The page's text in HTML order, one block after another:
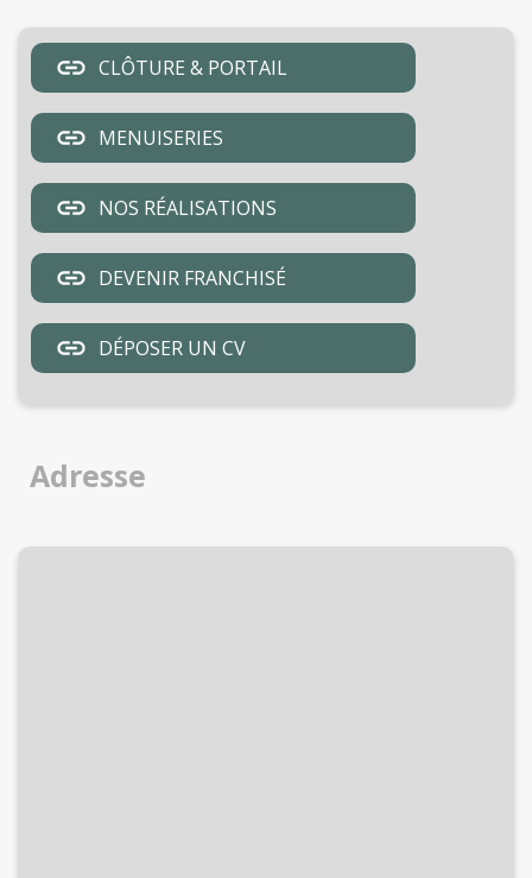
CLÔTURE & PORTAIL
MENUISERIES
NOS RÉALISATIONS
DEVENIR FRANCHISÉ
DÉPOSER UN CV
Adresse